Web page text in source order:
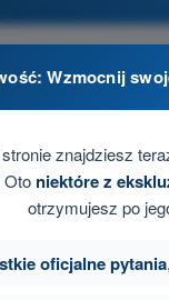
Wzmocnij
znajdziesz
Oto niektóre z
otrzymujesz po
oficjalne pytania